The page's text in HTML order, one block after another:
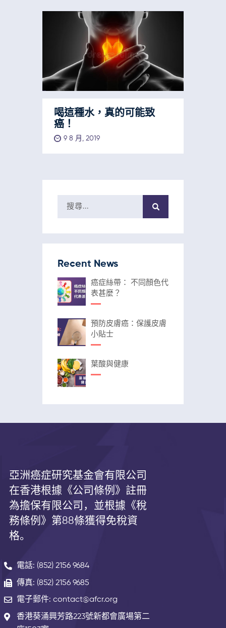
喝這種水，真的可能致
癌！
9 8 月, 2019
Recent News
癌症絲帶： 不同顏色代
表甚麼？
預防皮膚癌：保護皮膚
小貼士
葉酸與健康
亞洲癌症研究基金會有限公司
在香港根據《公司條例》註冊
為擔保有限公司，並根據《稅
務條例》第88條獲得免稅資
格。
電話: (852) 2156 9684
傳真: (852) 2156 9685
電子郵件: contact@afcr.org
香港葵涌興芳路223號新都會廣場第二